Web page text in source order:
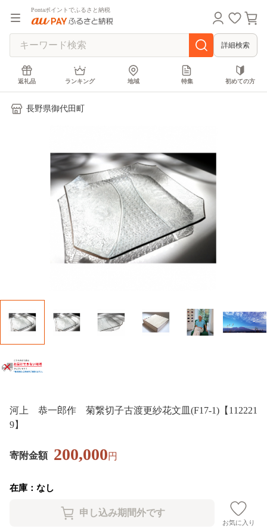
Pontaポイントでふるさと納税
詳細検索
返礼品 ランキング 地域 特集 初めての方
長野県御代田町
河上 恭一郎作 菊繋切子古渡更紗花文皿(F17-1)【112221
9】
寄附金額 200,000円
在庫：なし
お気に入り